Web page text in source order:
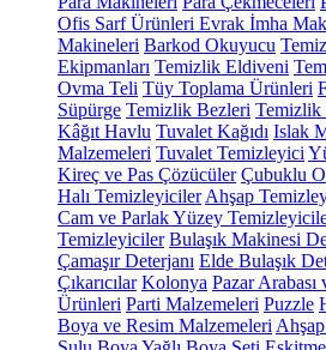
Ofis Sarf Ürünleri Evrak İmha
Makineleri Barkod Okuyucu
Ekipmanları Temizlik Eldiveni
Ovma Teli Tüy Toplama Ürünleri
Süpürge Temizlik Bezleri Temizlik
Kâğıt Havlu Tuvalet Kağıdı Islak
Malzemeleri Tuvalet Temizleyici
Kireç ve Pas Çözücüler Çubuklu
Halı Temizleyiciler Ahşap
Cam ve Parlak Yüzey
Temizleyiciler Bulaşık Makinesi
Çamaşır Deterjanı Elde Bulaşık
Çıkarıcılar Kolonya Pazar Arabası
Ürünleri Parti Malzemeleri Puzzle
Boya ve Resim Malzemeleri